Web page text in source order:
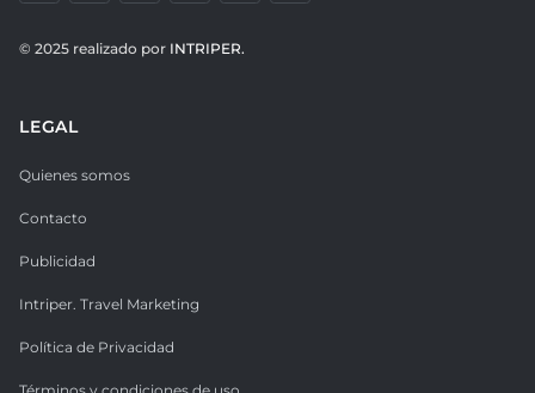
© 2025 realizado por INTRIPER.
LEGAL
Quienes somos
Contacto
Publicidad
Intriper. Travel Marketing
Política de Privacidad